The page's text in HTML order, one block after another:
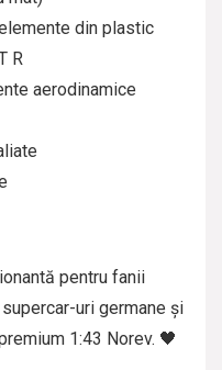
din plastic
R
aerodinamice
pentru fanii
uri germane și
1:43 Norev. 🖤